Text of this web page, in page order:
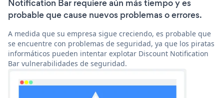
Notification Bar requiere aún más tiempo y es
probable que cause nuevos problemas o errores.
A medida que su empresa sigue creciendo, es probable que
se encuentre con problemas de seguridad, ya que los piratas
informáticos pueden intentar explotar Discount Notification
Bar vulnerabilidades de seguridad.